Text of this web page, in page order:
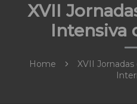
XVII
Intensiva
Home
XVII